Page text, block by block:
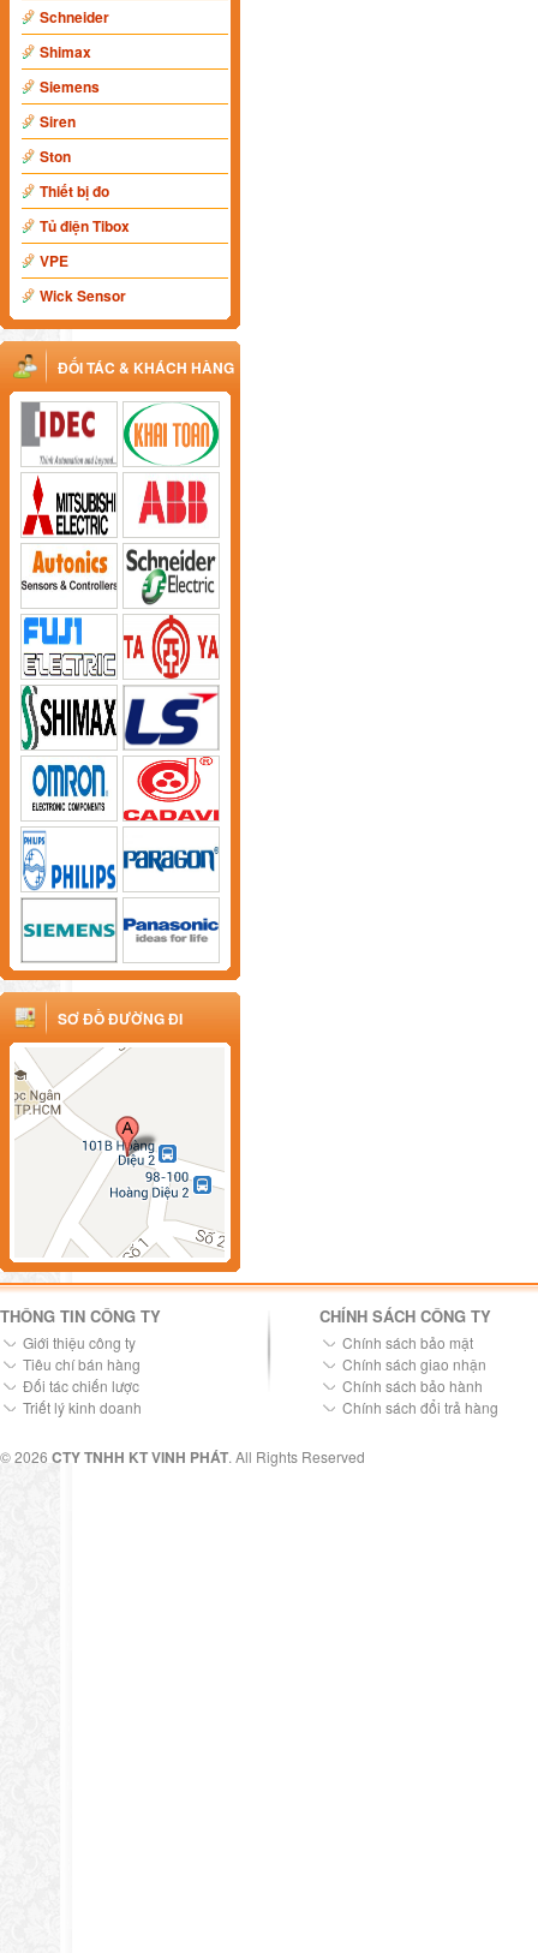
Schneider
Shimax
Siemens
Siren
Ston
Thiết bị đo
Tủ điện Tibox
VPE
Wick Sensor
ĐỐI TÁC & KHÁCH HÀNG
SƠ ĐỒ ĐƯỜNG ĐI
THÔNG TIN CÔNG TY
Giới thiệu công ty
Tiêu chí bán hàng
Đối tác chiến lược
Triết lý kinh doanh
CHÍNH SÁCH CÔNG TY
Chính sách bảo mật
Chính sách giao nhận
Chính sách bảo hành
Chính sách đổi trả hàng
© 2026 CTY TNHH KT VINH PHÁT. All Rights Reserved